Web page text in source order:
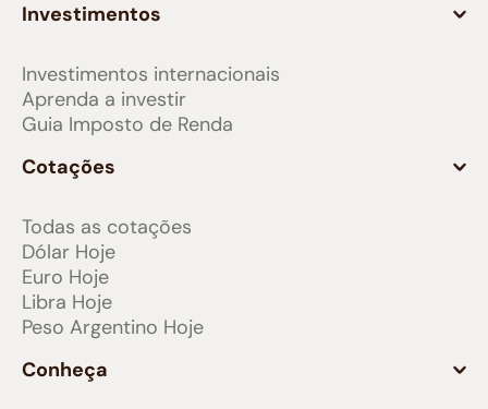
Investimentos
Investimentos internacionais
Aprenda a investir
Guia Imposto de Renda
Cotações
Todas as cotações
Dólar Hoje
Euro Hoje
Libra Hoje
Peso Argentino Hoje
Conheça